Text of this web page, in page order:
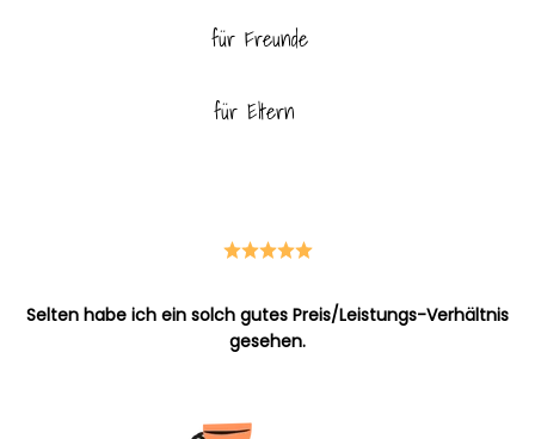
für Freunde
für Eltern
Selten habe ich ein solch gutes Preis/Leistungs-Verhältnis
gesehen.